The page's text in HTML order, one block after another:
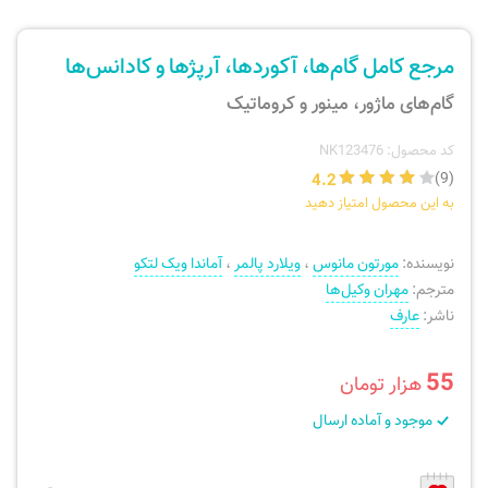
نی، فلوت، سازهای بادی
ارسال سفارش
مرجع کامل گام‌ها، آکوردها، آرپژها و کادانس‌ها
گام‌های ماژور، مینور و کروماتیک
کد محصول: NK123476
(9)
4.2
به این محصول امتیاز دهید
نویسنده:مورتون مانوس،ویلارد پالمر ،آماندا ویک لتکو
مترجم:مهران وکیل‌ها
ناشر:عارف
55هزار تومان
موجود و آماده ارسال